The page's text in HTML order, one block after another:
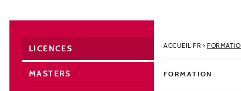
ACCUEIL FR›
FORMATION
LICENCES
MASTERS